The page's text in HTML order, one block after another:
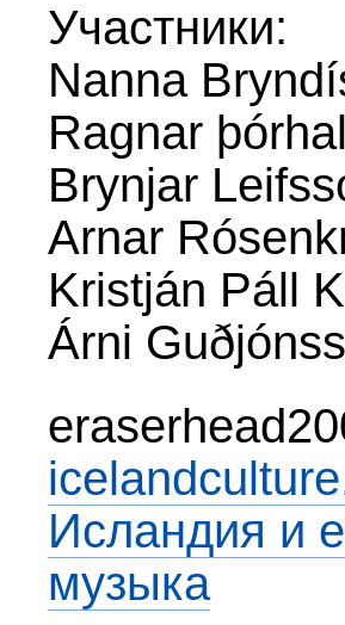
Участники:
Nanna
Ragnar
Brynjar
Arnar
Kristján Páll
Árni
Исландия и
музыка